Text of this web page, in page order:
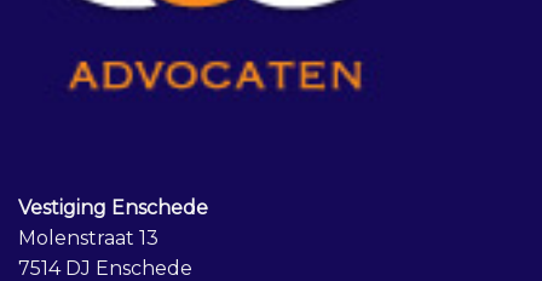
Vestiging Enschede
Molenstraat 13
7514 DJ Enschede